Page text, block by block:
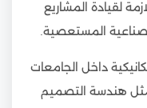
لقيادة المشاريع
المستعصية.
داخل الجامعات
هندسة التصميم